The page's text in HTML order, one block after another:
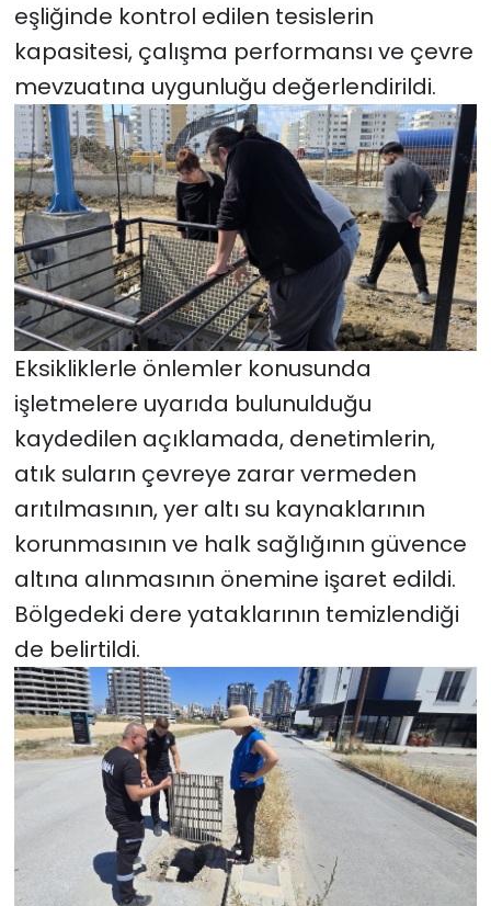
eşliğinde kontrol edilen tesislerin
kapasitesi, çalışma performansı ve çevre
mevzuatına uygunluğu değerlendirildi.
Eksikliklerle önlemler konusunda
işletmelere uyarıda bulunulduğu
kaydedilen açıklamada, denetimlerin,
atık suların çevreye zarar vermeden
arıtılmasının, yer altı su kaynaklarının
korunmasının ve halk sağlığının güvence
altına alınmasının önemine işaret edildi.
Bölgedeki dere yataklarının temizlendiği
de belirtildi.
TÜRKiYE
Video Galeri
YAŞAM
Yazarlar